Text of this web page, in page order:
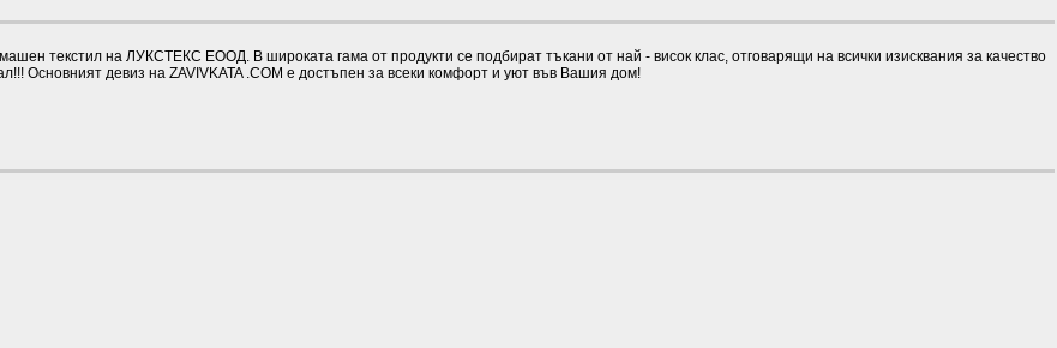
текстил на ЛУКСТЕКС ЕООД. В широката гама от продукти се подбират тъкани от най - висок клас, отговарящи на всички изисквания за качество
Основният девиз на ZAVIVKATA .COM е достъпен за всеки комфорт и уют във Вашия дом!